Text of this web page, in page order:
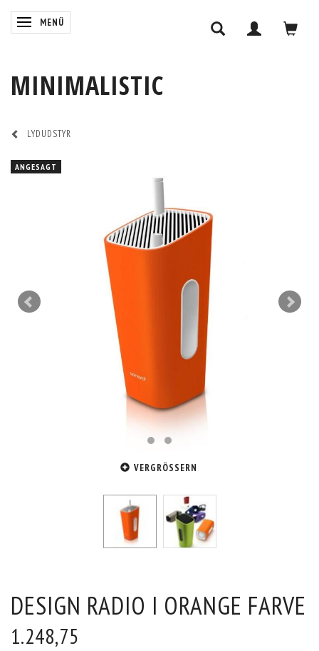
ANZEIGE ÄNDERN
MENÜ
MINIMALISTIC
LYDUDSTYR
ANGESAGT
VERGRÖSSERN
DESIGN RADIO I ORANGE FARVE
1.248,75